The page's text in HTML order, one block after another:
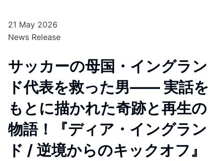
21 May 2026
News Release
サッカーの母国・イングラン
ド代表を救った男―― 実話を
もとに描かれた奇跡と再生の
物語！『ディア・イングラン
ド / 逆境からのキックオフ』